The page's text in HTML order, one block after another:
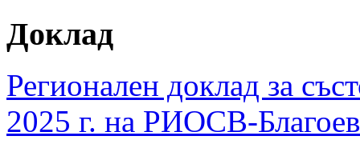
Доклад
Регионален доклад за
2025 г. на РИОСВ-